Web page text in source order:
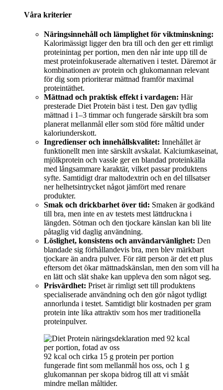
Våra kriterier
Näringsinnehåll och lämplighet för viktminskning:
Kalorimässigt ligger den bra till och den ger ett rimligt
proteinintag per portion, men den når inte upp till de
mest proteinfokuserade alternativen i testet. Däremot är
kombinationen av protein och glukomannan relevant
för dig som prioriterar mättnad framför maximal
proteintäthet.
Mättnad och praktisk effekt i vardagen: Här
presterade Diet Protein bäst i test. Den gav tydlig
mättnad i 1–3 timmar och fungerade särskilt bra som
planerat mellanmål eller som stöd före måltid under
kaloriunderskott.
Ingredienser och innehållskvalitet: Innehållet är
funktionellt men inte särskilt avskalat. Kalciumkaseinat,
mjölkprotein och vassle ger en blandad proteinkälla
med långsammare karaktär, vilket passar produktens
syfte. Samtidigt drar maltodextrin och en del tillsatser
ner helhetsintrycket något jämfört med renare
produkter.
Smak och drickbarhet över tid: Smaken är godkänd
till bra, men inte en av testets mest lättdruckna i
längden. Sötman och den tjockare känslan kan bli lite
påtaglig vid daglig användning.
Löslighet, konsistens och användarvänlighet: Den
blandade sig förhållandevis bra, men blev märkbart
tjockare än andra pulver. För rätt person är det ett plus
eftersom det ökar mättnadskänslan, men den som vill ha
en lätt och slät shake kan uppleva den som något seg.
Prisvärdhet: Priset är rimligt sett till produktens
specialiserade användning och den gör något tydligt
annorlunda i testet. Samtidigt blir kostnaden per gram
protein inte lika attraktiv som hos mer traditionella
proteinpulver.
92 kcal och cirka 15 g protein per portion
fungerade fint som mellanmål hos oss, och 1 g
glukomannan per skopa bidrog till att vi smååt
mindre mellan måltider.